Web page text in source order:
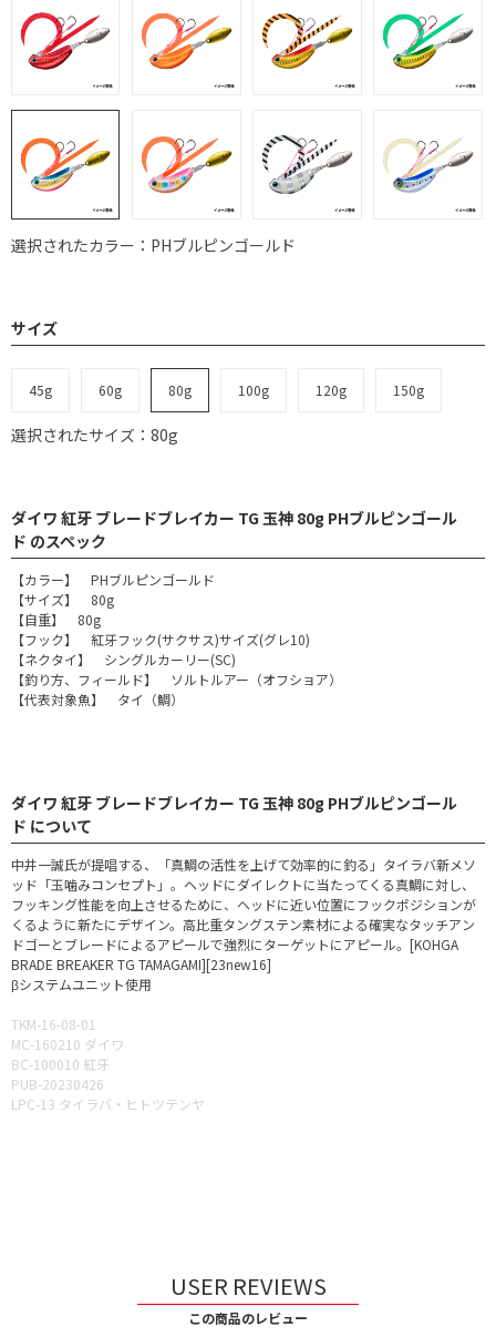
選択されたカラー：PHブルピンゴールド
サイズ
45g 60g 80g 100g 120g 150g
選択されたサイズ：80g
ダイワ 紅牙 ブレードブレイカー TG 玉神 80g PHブルピンゴール
ド のスペック
【カラー】 PHブルピンゴールド
【サイズ】 80g
【自重】 80g
【フック】 紅牙フック(サクサス)サイズ(グレ10)
【ネクタイ】 シングルカーリー(SC)
【釣り方、フィールド】 ソルトルアー（オフショア）
【代表対象魚】 タイ（鯛）
ダイワ 紅牙 ブレードブレイカー TG 玉神 80g PHブルピンゴール
ド について
中井一誠氏が提唱する、「真鯛の活性を上げて効率的に釣る」タイラバ新メソ
ッド「玉噛みコンセプト」。ヘッドにダイレクトに当たってくる真鯛に対し、
フッキング性能を向上させるために、ヘッドに近い位置にフックポジションが
くるように新たにデザイン。高比重タングステン素材による確実なタッチアン
ドゴーとブレードによるアピールで強烈にターゲットにアピール。[KOHGA
BRADE BREAKER TG TAMAGAMI][23new16]
βシステムユニット使用
TKM-16-08-01
MC-160210 ダイワ
BC-100010 紅牙
PUB-20230426
LPC-13 タイラバ・ヒトツテンヤ
USER REVIEWS
この商品のレビュー